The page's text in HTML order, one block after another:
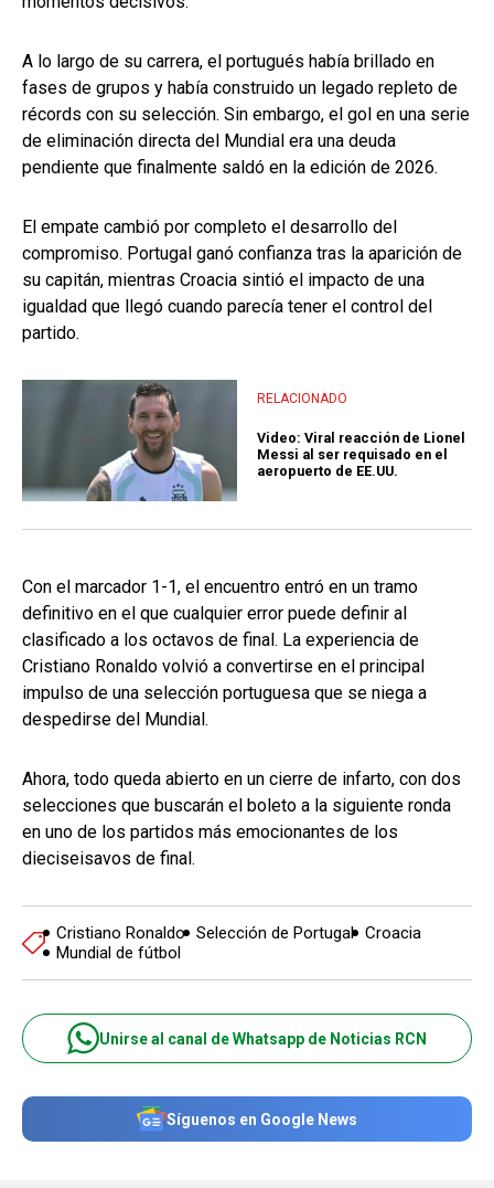
A lo largo de su carrera, el portugués había brillado en
fases de grupos y había construido un legado repleto de
récords con su selección. Sin embargo, el gol en una serie
de eliminación directa del Mundial era una deuda
pendiente que finalmente saldó en la edición de 2026.
El empate cambió por completo el desarrollo del
compromiso. Portugal ganó confianza tras la aparición de
su capitán, mientras Croacia sintió el impacto de una
igualdad que llegó cuando parecía tener el control del
partido.
RELACIONADO
Video: Viral reacción de Lionel
Messi al ser requisado en el
aeropuerto de EE.UU.
Con el marcador 1-1, el encuentro entró en un tramo
definitivo en el que cualquier error puede definir al
clasificado a los octavos de final. La experiencia de
Cristiano Ronaldo volvió a convertirse en el principal
impulso de una selección portuguesa que se niega a
despedirse del Mundial.
Ahora, todo queda abierto en un cierre de infarto, con dos
selecciones que buscarán el boleto a la siguiente ronda
en uno de los partidos más emocionantes de los
dieciseisavos de final.
Cristiano Ronaldo Selección de Portugal Croacia
Mundial de fútbol
Unirse al canal de Whatsapp de Noticias RCN
Síguenos en Google News